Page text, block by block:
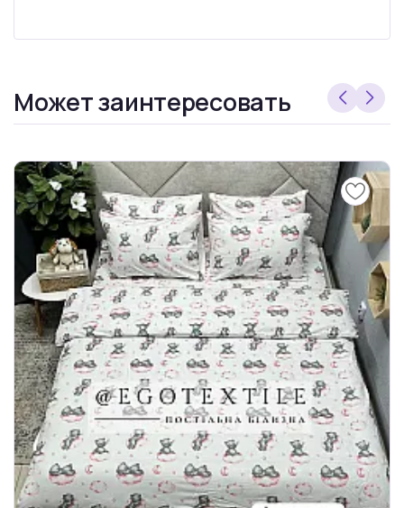
Может заинтересовать